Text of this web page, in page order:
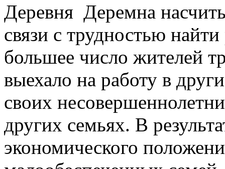
Деревня Деремна
связи с трудностью
большее число жителей
выехало на работу в
своих
других семьях. В
экономического